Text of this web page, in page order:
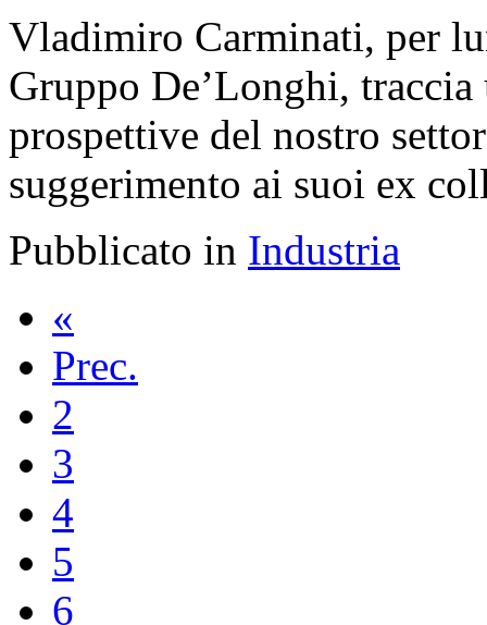
Vladimiro Carminati, per
Gruppo De’Longhi,
prospettive del nostro
suggerimento ai suoi ex
Pubblicato in Industria
«
Prec.
2
3
4
5
6